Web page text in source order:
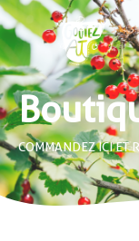
COMMANDEZ ICI ET